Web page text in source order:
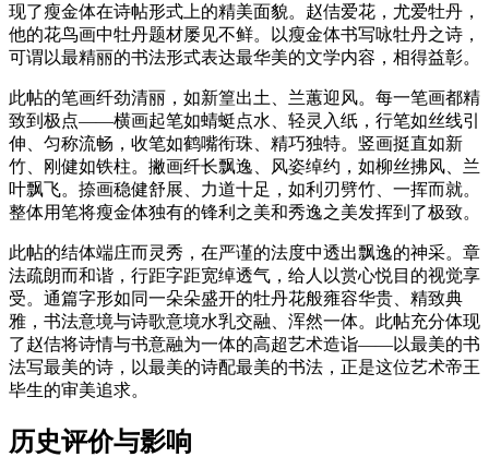
现了瘦金体在诗帖形式上的精美面貌。赵佶爱花，尤爱牡丹，
他的花鸟画中牡丹题材屡见不鲜。以瘦金体书写咏牡丹之诗，
可谓以最精丽的书法形式表达最华美的文学内容，相得益彰。
此帖的笔画纤劲清丽，如新篁出土、兰蕙迎风。每一笔画都精
致到极点——横画起笔如蜻蜓点水、轻灵入纸，行笔如丝线引
伸、匀称流畅，收笔如鹤嘴衔珠、精巧独特。竖画挺直如新
竹、刚健如铁柱。撇画纤长飘逸、风姿绰约，如柳丝拂风、兰
叶飘飞。捺画稳健舒展、力道十足，如利刃劈竹、一挥而就。
整体用笔将瘦金体独有的锋利之美和秀逸之美发挥到了极致。
此帖的结体端庄而灵秀，在严谨的法度中透出飘逸的神采。章
法疏朗而和谐，行距字距宽绰透气，给人以赏心悦目的视觉享
受。通篇字形如同一朵朵盛开的牡丹花般雍容华贵、精致典
雅，书法意境与诗歌意境水乳交融、浑然一体。此帖充分体现
了赵佶将诗情与书意融为一体的高超艺术造诣——以最美的书
法写最美的诗，以最美的诗配最美的书法，正是这位艺术帝王
毕生的审美追求。
历史评价与影响